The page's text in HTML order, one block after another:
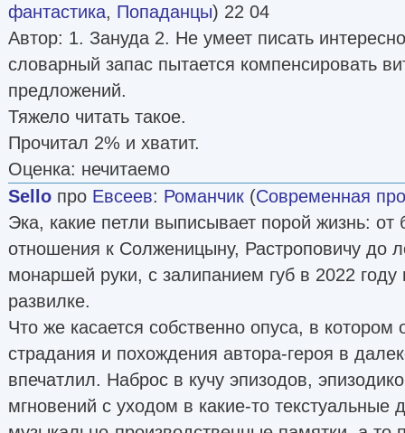
фантастика, Попаданцы) 22 04
Автор: 1. Зануда 2. Не умеет писать
словарный запас пытается компенсировать
предложений.
Тяжело читать такое.
Прочитал 2% и хватит.
Оценка: нечитаемо
Sello про Евсеев: Романчик (Современная
Эка, какие петли выписывает порой жизнь: от
отношения к Солженицыну, Растроповичу до
монаршей руки, с залипанием губ в 2022
развилке.
Что же касается собственно опуса, в
страдания и похождения автора-героя в
впечатлил. Наброс в кучу эпизодов,
мгновений с уходом в какие-то